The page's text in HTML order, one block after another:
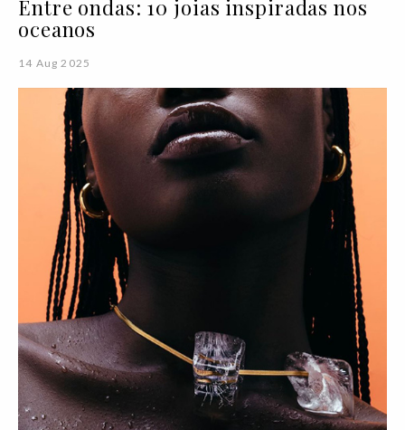
Entre ondas: 10 joias inspiradas nos
oceanos
14 Aug 2025